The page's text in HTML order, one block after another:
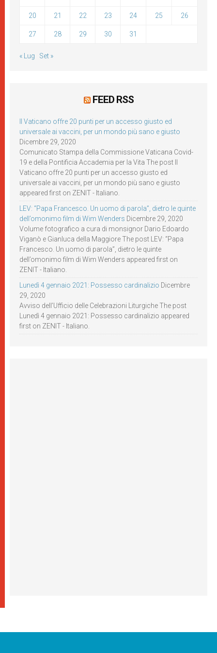
20 21 22 23 24 25 26
27 28 29 30 31
« Lug Set »
FEED RSS
Il Vaticano offre 20 punti per un accesso giusto ed
universale ai vaccini, per un mondo più sano e giusto
Dicembre 29, 2020
Comunicato Stampa della Commissione Vaticana Covid-
19 e della Pontificia Accademia per la Vita The post Il
Vaticano offre 20 punti per un accesso giusto ed
universale ai vaccini, per un mondo più sano e giusto
appeared first on ZENIT - Italiano.
LEV: “Papa Francesco. Un uomo di parola”, dietro le quinte
dell’omonimo film di Wim Wenders Dicembre 29, 2020
Volume fotografico a cura di monsignor Dario Edoardo
Viganò e Gianluca della Maggiore The post LEV: “Papa
Francesco. Un uomo di parola”, dietro le quinte
dell’omonimo film di Wim Wenders appeared first on
ZENIT - Italiano.
Lunedì 4 gennaio 2021: Possesso cardinalizio Dicembre
29, 2020
Avviso dell’Ufficio delle Celebrazioni Liturgiche The post
Lunedì 4 gennaio 2021: Possesso cardinalizio appeared
first on ZENIT - Italiano.